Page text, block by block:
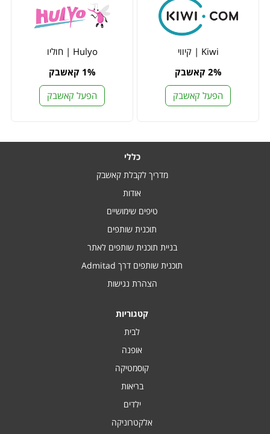
Kiwi | קיווי
2% קאשבק
הפעל קאשבק
Hulyo | חוליו
1% קאשבק
הפעל קאשבק
כללי
מדריך לקבלת קאשבק
אודות
טיפים שימושיים
תוכנית שותפים
בניית תוכנית שותפים לאתר
תוכנית שותפים דרך Admitad
הצהרת נגישות
קטגוריות
לבית
אופנה
קוסמטיקה
בריאות
ילדים
אלקטרוניקה